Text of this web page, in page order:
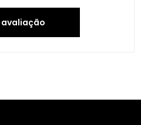
avaliação